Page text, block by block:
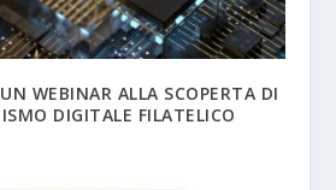
WEBINAR ALLA SCOPERTA DI
DIGITALE FILATELICO